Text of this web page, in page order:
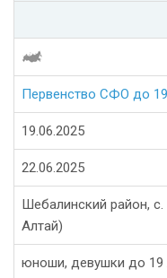
Первенство СФО до
19.06.2025
22.06.2025
Шебалинский район,
Алтай)
юноши, девушки до 19